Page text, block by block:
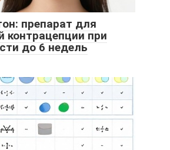
препарат для
контрацепции при
до 6 недель